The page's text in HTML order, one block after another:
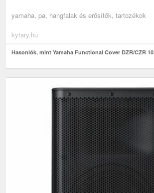
yamaha, pa, hangfalak és erősítők, tartozékok
kytary.hu
Hasonlók, mint Yamaha Functional Cover DZR/CZR 10